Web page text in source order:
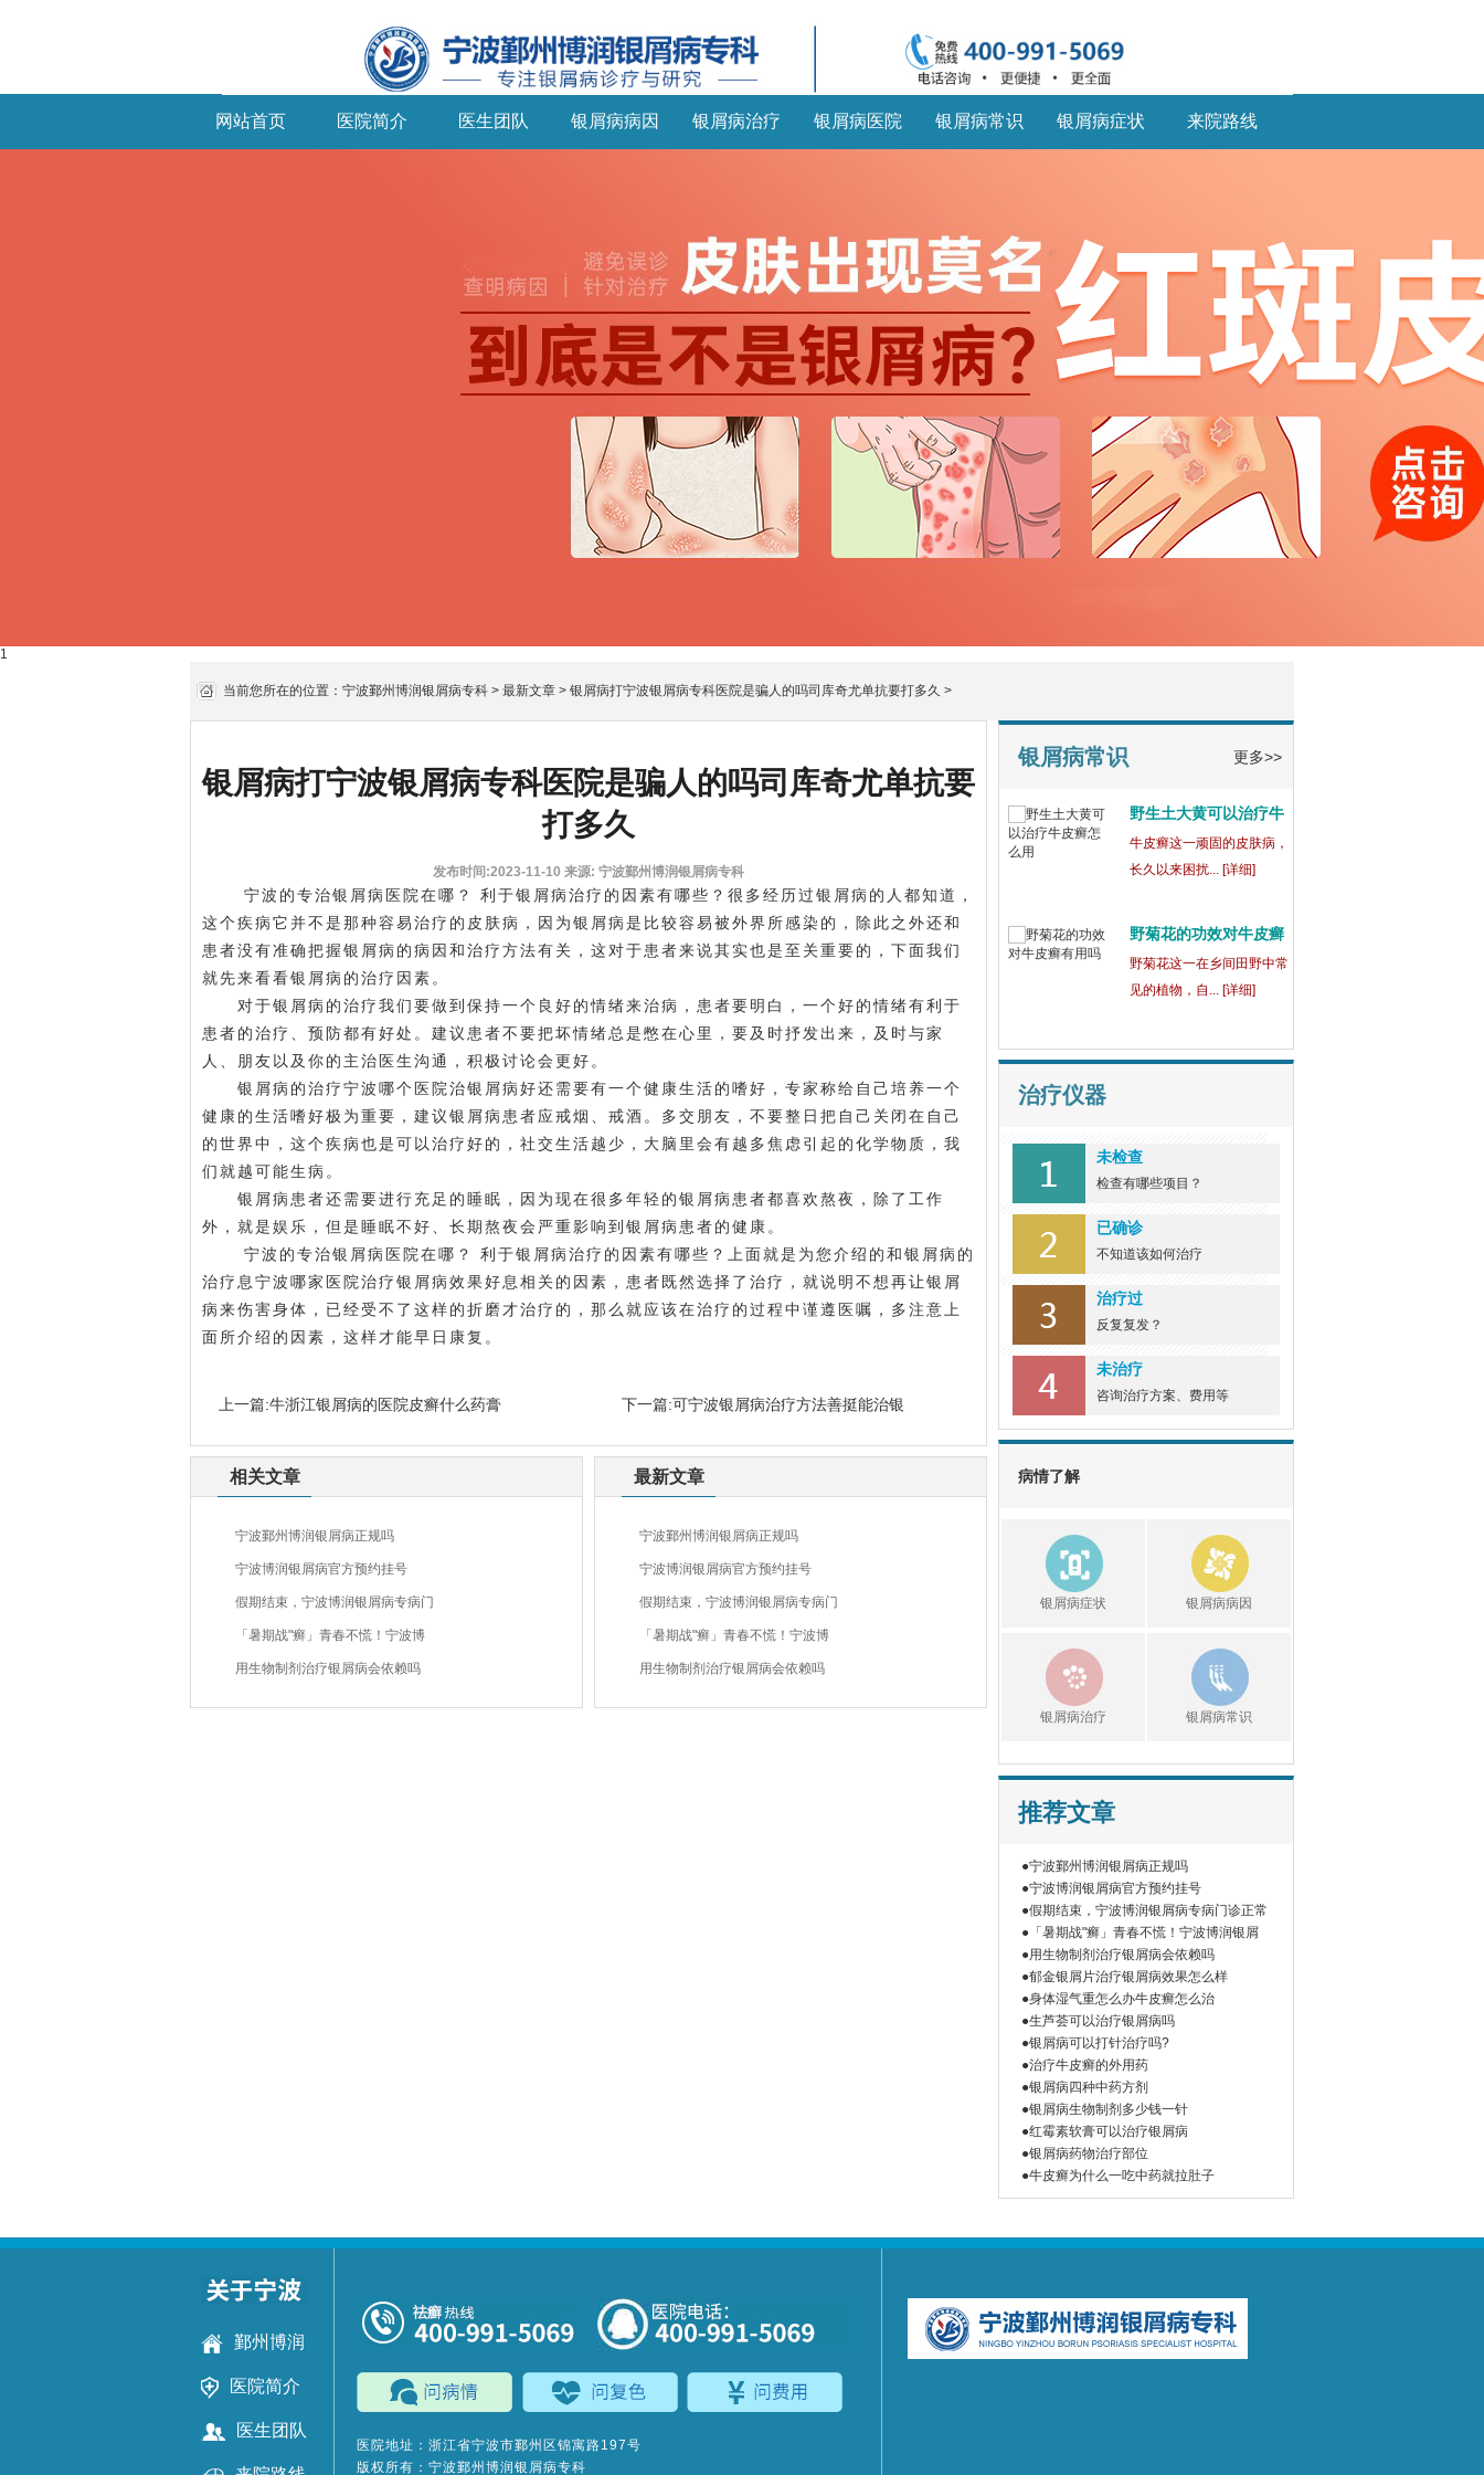
网站首页 医院简介 医生团队 银屑病病因 银屑病治疗 银屑病医院 银屑病常识 银屑病症状 来院路线
1
当前您所在的位置： 宁波鄞州博润银屑病专科 > 最新文章 > 银屑病打宁波银屑病专科医院是骗人的吗司库奇尤单抗要打多久 >
银屑病打宁波银屑病专科医院是骗人的吗司库奇尤单抗要
打多久
发布时间:2023-11-10 来源: 宁波鄞州博润银屑病专科
宁波的专治银屑病医院在哪？ 利于银屑病治疗的因素有哪些？很多经历过银屑病的人都知道，
这个疾病它并不是那种容易治疗的皮肤病，因为银屑病是比较容易被外界所感染的，除此之外还和
患者没有准确把握银屑病的病因和治疗方法有关，这对于患者来说其实也是至关重要的，下面我们
就先来看看银屑病的治疗因素。
对于银屑病的治疗我们要做到保持一个良好的情绪来治病，患者要明白，一个好的情绪有利于
患者的治疗、预防都有好处。建议患者不要把坏情绪总是憋在心里，要及时抒发出来，及时与家
人、朋友以及你的主治医生沟通，积极讨论会更好。
银屑病的治疗宁波哪个医院治银屑病好还需要有一个健康生活的嗜好，专家称给自己培养一个
健康的生活嗜好极为重要，建议银屑病患者应戒烟、戒酒。多交朋友，不要整日把自己关闭在自己
的世界中，这个疾病也是可以治疗好的，社交生活越少，大脑里会有越多焦虑引起的化学物质，我
们就越可能生病。
银屑病患者还需要进行充足的睡眠，因为现在很多年轻的银屑病患者都喜欢熬夜，除了工作
外，就是娱乐，但是睡眠不好、长期熬夜会严重影响到银屑病患者的健康。
宁波的专治银屑病医院在哪？ 利于银屑病治疗的因素有哪些？上面就是为您介绍的和银屑病的
治疗息 宁波哪家医院治疗银屑病效果好息相关的因素，患者既然选择了治疗，就说明不想再让银屑
病来伤害身体，已经受不了这样的折磨才治疗的，那么就应该在治疗的过程中谨遵医嘱，多注意上
面所介绍的因素，这样才能早日康复。
上一篇:牛浙江银屑病的医院皮癣什么药膏 下一篇:可宁波银屑病治疗方法善挺能治银
相关文章
宁波鄞州博润银屑病正规吗
宁波博润银屑病官方预约挂号
假期结束，宁波博润银屑病专病门
「暑期战"癣」青春不慌！宁波博
用生物制剂治疗银屑病会依赖吗
最新文章
宁波鄞州博润银屑病正规吗
宁波博润银屑病官方预约挂号
假期结束，宁波博润银屑病专病门
「暑期战"癣」青春不慌！宁波博
用生物制剂治疗银屑病会依赖吗
银屑病常识 更多>>
银屑病这一复杂的皮肤病，
常常让患者们... [详细]
野生土大黄可以治疗牛
牛皮癣这一顽固的皮肤病，
长久以来困扰... [详细]
野菊花的功效对牛皮癣
野菊花这一在乡间田野中常
见的植物，自... [详细]
治疗仪器
未检查
检查有哪些项目？
已确诊
不知道该如何治疗
治疗过
反复复发？
未治疗
咨询治疗方案、费用等
病情了解
银屑病症状 银屑病病因
银屑病治疗 银屑病常识
推荐文章
●宁波鄞州博润银屑病正规吗
●宁波博润银屑病官方预约挂号
●假期结束，宁波博润银屑病专病门诊正常
●「暑期战"癣」青春不慌！宁波博润银屑
●用生物制剂治疗银屑病会依赖吗
●郁金银屑片治疗银屑病效果怎么样
●身体湿气重怎么办牛皮癣怎么治
●生芦荟可以治疗银屑病吗
●银屑病可以打针治疗吗?
●治疗牛皮癣的外用药
●银屑病四种中药方剂
●银屑病生物制剂多少钱一针
●红霉素软膏可以治疗银屑病
●银屑病药物治疗部位
●牛皮癣为什么一吃中药就拉肚子
鄞州博润
医院简介
医生团队
医院地址：浙江省宁波市鄞州区锦寓路197号
版权所有：宁波鄞州博润银屑病专科